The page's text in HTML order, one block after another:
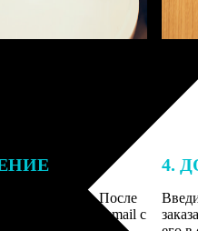
картой. После
на email с
4.